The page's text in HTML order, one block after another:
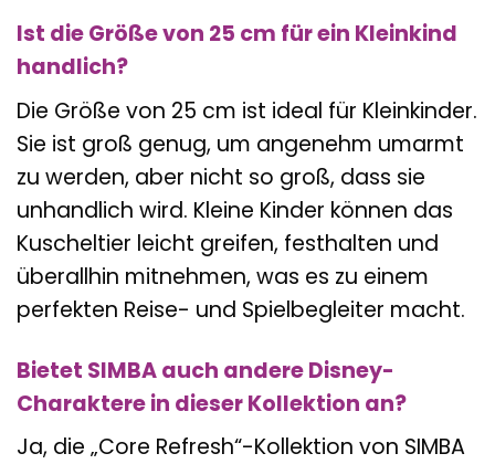
Ist die Größe von 25 cm für ein Kleinkind
handlich?
Die Größe von 25 cm ist ideal für Kleinkinder.
Sie ist groß genug, um angenehm umarmt
zu werden, aber nicht so groß, dass sie
unhandlich wird. Kleine Kinder können das
Kuscheltier leicht greifen, festhalten und
überallhin mitnehmen, was es zu einem
perfekten Reise- und Spielbegleiter macht.
Bietet SIMBA auch andere Disney-
Charaktere in dieser Kollektion an?
Ja, die „Core Refresh“-Kollektion von SIMBA